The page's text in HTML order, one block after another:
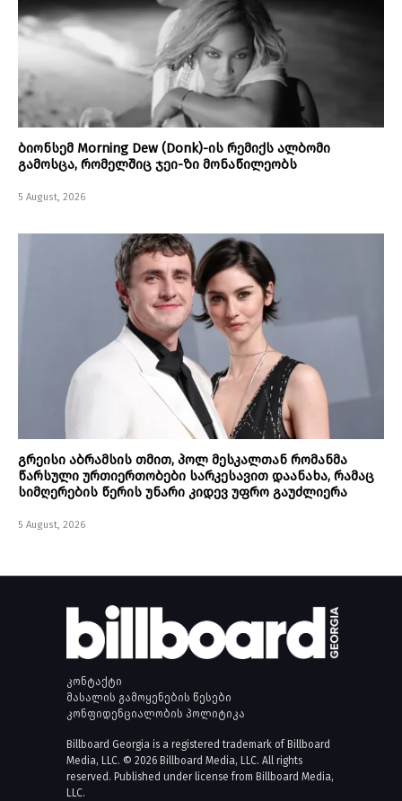
ბიონსემ Morning Dew (Donk)-ის რემიქს ალბომი
გამოსცა, რომელშიც ჯეი-ზი მონაწილეობს
5 August, 2026
გრეისი აბრამსის თმით, პოლ მესკალთან რომანმა
წარსული ურთიერთობები სარკესავით დაანახა, რამაც
სიმღერების წერის უნარი კიდევ უფრო გაუძლიერა
5 August, 2026
კონტაქტი
მასალის გამოყენების წესები
კონფიდენციალობის პოლიტიკა
Billboard Georgia is a registered trademark of Billboard
Media, LLC. © 2026 Billboard Media, LLC. All rights
reserved. Published under license from Billboard Media,
LLC.